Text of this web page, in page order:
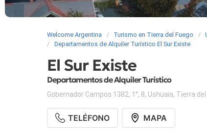
Welcome Argentina Turismo en Tierra del Fuego
Departamentos de Alquiler Turístico El Sur Existe
El Sur Existe
Departamentos de Alquiler Turístico
Gobernador Campos 1382, 1°, 8, Ushuaia, Tierra del
TELÉFONO MAPA